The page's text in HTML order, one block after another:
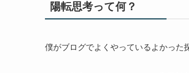
陽転思考って何？
僕がブログでよくやっているよかった